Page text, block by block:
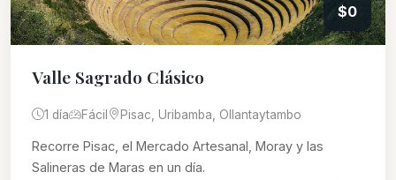
$0
Valle Sagrado Clásico
1 día Fácil Pisac, Uribamba, Ollantaytambo
Recorre Pisac, el Mercado Artesanal, Moray y las
Salineras de Maras en un día.